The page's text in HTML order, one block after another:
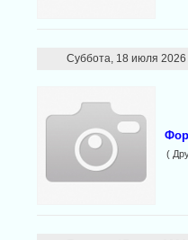
Суббота, 18 июля 2026
(